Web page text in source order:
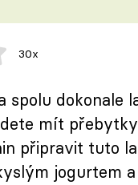
30x
spolu dokonale
mít
připravit tuto
jogurtem